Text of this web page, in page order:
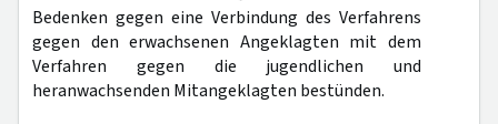
Bedenken gegen eine Verbindung des Verfahrens
gegen den erwachsenen Angeklagten mit dem
Verfahren gegen die jugendlichen und
heranwachsenden Mitangeklagten bestünden.